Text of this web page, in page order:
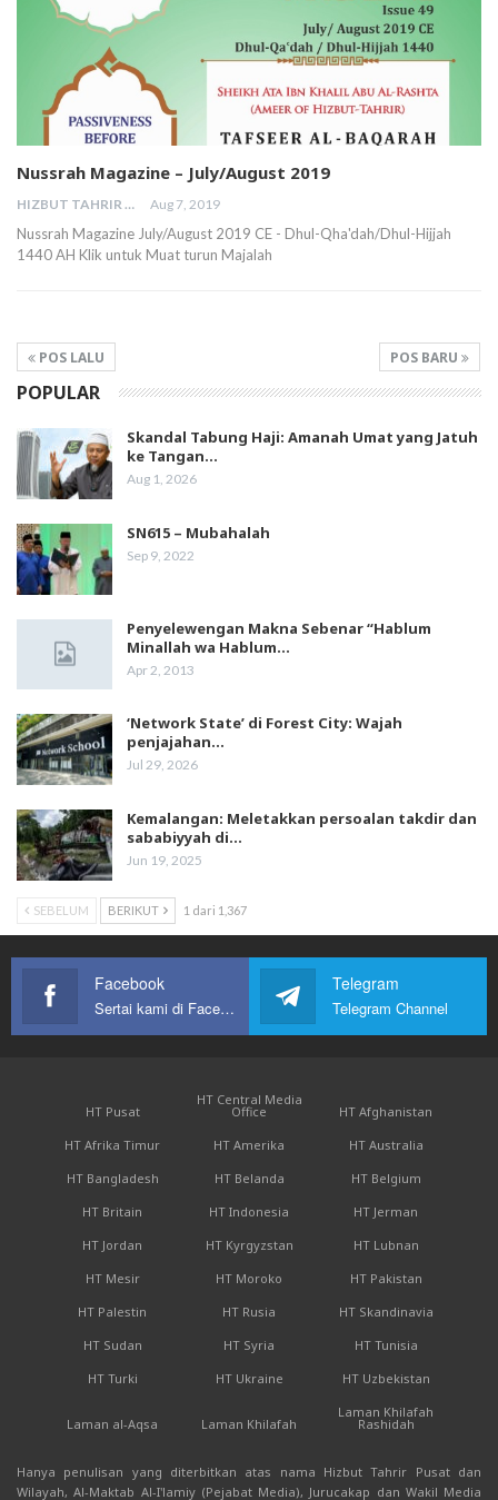
Nussrah Magazine – July/August 2019
HIZBUT TAHRIR MALAYSIA Aug 7, 2019
Nussrah Magazine July/August 2019 CE - Dhul-Qha'dah/Dhul-Hijjah
1440 AH Klik untuk Muat turun Majalah
POS LALU POS BARU
POPULAR
Skandal Tabung Haji: Amanah Umat yang Jatuh
ke Tangan…
Aug 1, 2026
SN615 – Mubahalah
Sep 9, 2022
Penyelewengan Makna Sebenar “Hablum
Minallah wa Hablum…
Apr 2, 2013
‘Network State’ di Forest City: Wajah
penjajahan…
Jul 29, 2026
Kemalangan: Meletakkan persoalan takdir dan
sababiyyah di…
Jun 19, 2025
SEBELUM BERIKUT 1 dari 1,367
Facebook
Sertai kami di Facebook
Telegram
Telegram Channel
HT Pusat
HT Central Media
Office
HT Afghanistan
HT Afrika Timur
HT Amerika
HT Australia
HT Bangladesh
HT Belanda
HT Belgium
HT Britain
HT Indonesia
HT Jerman
HT Jordan
HT Kyrgyzstan
HT Lubnan
HT Mesir
HT Moroko
HT Pakistan
HT Palestin
HT Rusia
HT Skandinavia
HT Sudan
HT Syria
HT Tunisia
HT Turki
HT Ukraine HT Uzbekistan
Laman al-Aqsa Laman Khilafah
Laman Khilafah
Rashidah
Hanya penulisan yang diterbitkan atas nama Hizbut Tahrir Pusat dan
Wilayah, Al-Maktab Al-I'lamiy (Pejabat Media), Jurucakap dan Wakil Media